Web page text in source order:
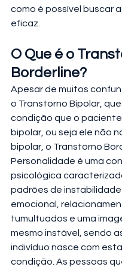
como é possível buscar
eficaz.
O Que é o
Borderline?
Apesar de muitos
o Transtorno Bipolar, que
condição que o
bipolar, ou seja ele não
bipolar, o Transtorno
Personalidade é uma
psicológica
padrões de instabilidade
emocional,
tumultuados e uma
mesmo instável, sendo
indivíduo nasce com esta
condição. As pessoas